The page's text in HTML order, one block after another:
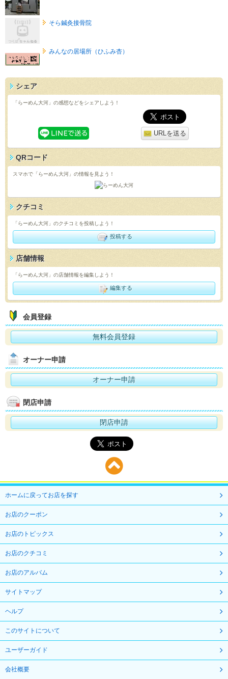
そら鍼灸接骨院
みんなの居場所（ひふみ杏）
シェア
「らーめん大河」の感想などをシェアしよう！
URLを送る
QRコード
スマホで「らーめん大河」の情報を見よう！
クチコミ
「らーめん大河」のクチコミを投稿しよう！
投稿する
店舗情報
「らーめん大河」の店舗情報を編集しよう！
編集する
会員登録
無料会員登録
オーナー申請
オーナー申請
閉店申請
閉店申請
ホームに戻ってお店を探す
お店のクーポン
お店のトピックス
お店のクチコミ
お店のアルバム
サイトマップ
ヘルプ
このサイトについて
ユーザーガイド
会社概要